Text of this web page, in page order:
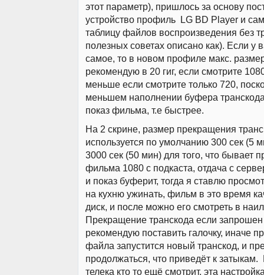
этот параметр), пришлось за основу
устройство профиль LG BD Player и
таблицу файлов воспроизведения без
полезных советах описано как). Если у
самое, то в новом профиле макс.
рекомендую в 20 гиг, если смотрите
меньше если смотрите только 720,
меньшем наполнении буфера
показ фильма, т.е быстрее.
На 2 скрине, размер прекращения
используется по умолчанию 300 сек (5
3000 сек (50 мин) для того, что бывает
фильма 1080 с подкаста, отдача с
и показ буферит, тогда я ставлю
на кухню ужинать, фильм в это время
диск, и после можно его смотреть в
Прекращение транскода если
рекомендую поставить галочку, иначе
файла запустится новый транскод, и
продолжаться, что приведёт к затыкам.
телека кто то ещё смотрит, эта